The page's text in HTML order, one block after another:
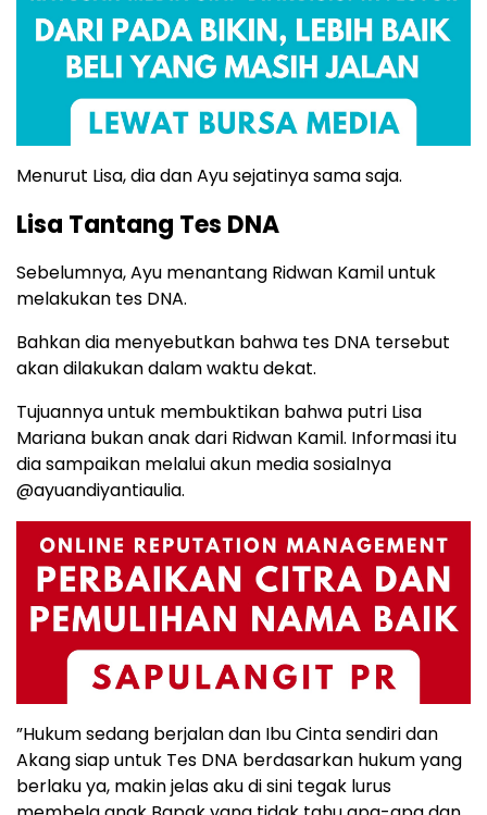
Menurut Lisa, dia dan Ayu sejatinya sama saja.
Lisa Tantang Tes DNA
Sebelumnya, Ayu menantang Ridwan Kamil untuk
melakukan tes DNA.
Bahkan dia menyebutkan bahwa tes DNA tersebut
akan dilakukan dalam waktu dekat.
Tujuannya untuk membuktikan bahwa putri Lisa
Mariana bukan anak dari Ridwan Kamil. Informasi itu
dia sampaikan melalui akun media sosialnya
@ayuandiyantiaulia.
”Hukum sedang berjalan dan Ibu Cinta sendiri dan
Akang siap untuk Tes DNA berdasarkan hukum yang
berlaku ya, makin jelas aku di sini tegak lurus